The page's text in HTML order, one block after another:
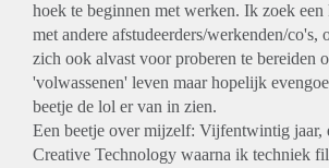
hoek te beginnen met werken. Ik zoek een
met andere afstudeerders/werkenden/co's,
zich ook alvast voor proberen te bereiden
'volwassenen' leven maar hopelijk
beetje de lol er van in zien.
Een beetje over mijzelf: Vijfentwintig jaar,
Creative Technology waarna ik techniek